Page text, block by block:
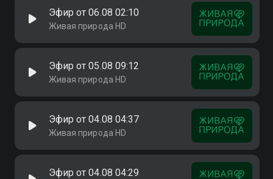
Эфир от 06.08 02:10
Живая природа HD
Эфир от 05.08 09:12
Живая природа HD
Эфир от 04.08 04:37
Живая природа HD
Эфир от 04.08 04:29